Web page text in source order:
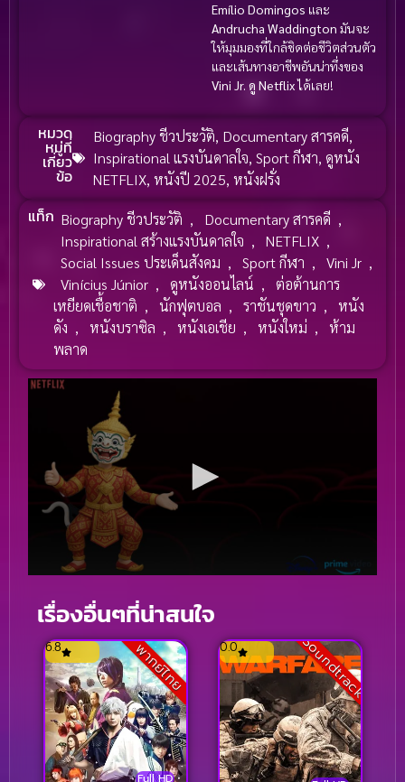
Emílio Domingos และ
Andrucha Waddington มันจะ
ให้มุมมองที่ใกล้ชิดต่อชีวิตส่วนตัว
และเส้นทางอาชีพอันน่าทึ่งของ
Vini Jr. ดู Netflixได้เลย!
หมวด
หมู่ที่
เกี่ยว
ข้อ
Biography ชีวประวัติ, Documentary สารคดี,
Inspirational แรงบันดาลใจ, Sport กีฬา, ดูหนัง
NETFLIX, หนังปี 2025, หนังฝรั่ง
แท็ก Biography ชีวประวัติ , Documentary สารคดี ,
Inspirational สร้างแรงบันดาลใจ , NETFLIX ,
Social Issues ประเด็นสังคม , Sport กีฬา , Vini Jr ,
Vinícius Júnior , ดูหนังออนไลน์ ,
ต่อต้านการ
เหยียดเชื้อชาติ , นักฟุตบอล , ราชันชุดขาว ,
หนัง
ดัง , หนังบราซิล , หนังเอเชีย , หนังใหม่ ,
ห้าม
พลาด
เรื่องอื่นๆที่น่าสนใจ
พากย์ไทย
Full HD
6.8 Soundtrack
0.0